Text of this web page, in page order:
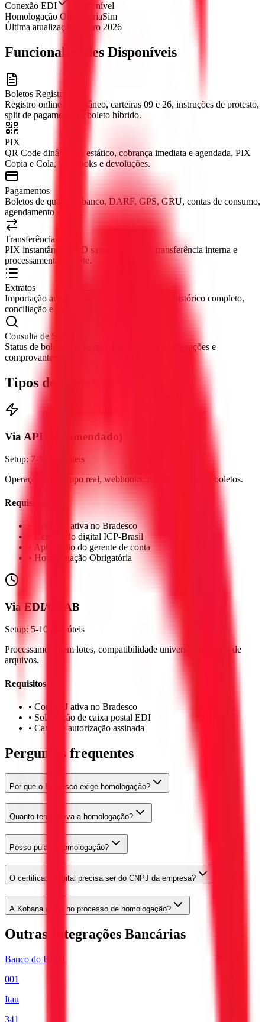
Conexão EDI
Disponível
Homologação ObrigatóriaSim
Última atualização
Janeiro 2026
Funcionalidades Disponíveis
Boletos Registrados
Registro online instantâneo, carteiras 09 e 26, instruções de protesto,
split de pagamentos e boleto híbrido.
PIX
QR Code dinâmico e estático, cobrança imediata e agendada, PIX
Copia e Cola, webhooks e devoluções.
Pagamentos
Boletos de qualquer banco, DARF, GPS, GRU, contas de consumo,
agendamento e lotes.
Transferências
PIX instantâneo, TED same-day, DOC, transferência interna e
processamento em lote.
Extratos
Importação automática, saldo em tempo real, histórico completo,
conciliação e exportação.
Consulta de Status
Status de boletos em tempo real, histórico de alterações e
comprovantes.
Tipos de Conexão
Via API (Recomendado)
Setup: 7-10 dias úteis
Operações em tempo real, webhooks, registro online de boletos.
Requisitos:
• Conta PJ ativa no Bradesco
• Certificado digital ICP-Brasil
• Aprovação do gerente de conta
• Homologação Obrigatória
Via EDI/CNAB
Setup: 5-10 dias úteis
Processamento em lotes, compatibilidade universal, histórico de
arquivos.
Requisitos:
• Conta PJ ativa no Bradesco
• Solicitação de caixa postal EDI
• Carta de autorização assinada
Perguntas frequentes
Por que o Bradesco exige homologação?
Quanto tempo leva a homologação?
Posso pular a homologação?
O certificado digital precisa ser do CNPJ da empresa?
A Kobana ajuda no processo de homologação?
Outras Integrações Bancárias
Banco do Brasil
001
Itau
341